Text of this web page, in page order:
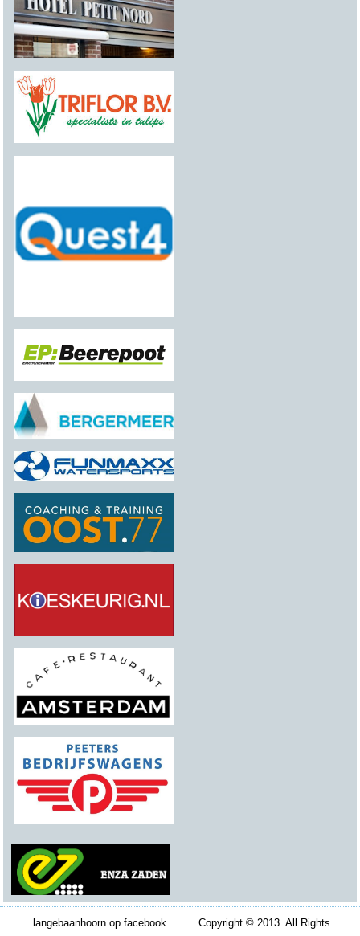
langebaanhoorn op facebook. Copyright © 2013. All Rights